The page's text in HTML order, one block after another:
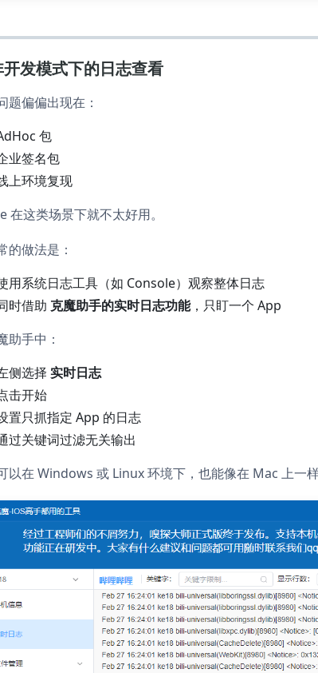
发模式下的日志查看
题偏偏出现在：
包
业签名包
上环境复现
在这类场景下就不太好用。
的做法是：
用系统日志工具（如 Console）观察整体日志
时借助 克魔助手的实时日志功能，只盯一个 App
助手中：
侧选择 实时日志
击开始
置只抓指定 App 的日志
过关键词过滤无关输出
以在 Windows 或 Linux 环境下，也能像在 Mac 上一样